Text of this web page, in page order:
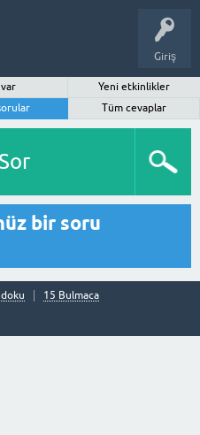
Giriş
Yeni etkinlikler
Tüm cevaplar
bir soru
15 Bulmaca